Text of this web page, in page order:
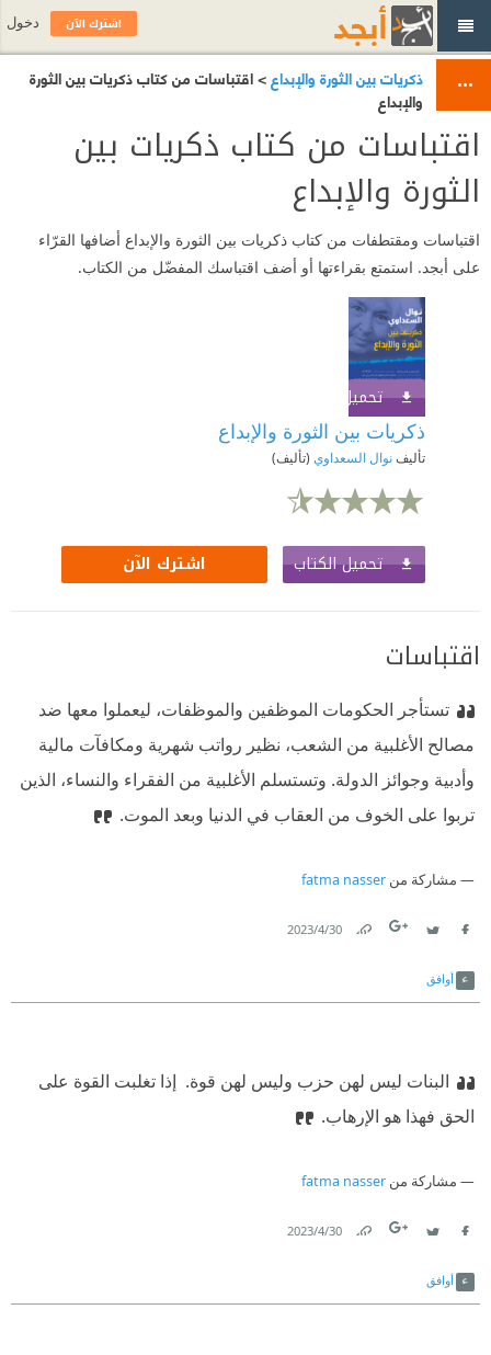
ذكريات بين الثورة والإبداع> اقتباسات من كتاب ذكريات بين الثورة
والإبداع
اقتباسات من كتاب ذكريات بين
الثورة والإبداع
اقتباسات ومقتطفات من كتاب ذكريات بين الثورة والإبداع أضافها القرّاء
على أبجد. استمتع بقراءتها أو أضف اقتباسك المفضّل من الكتاب.
تحميل الكتاب
ذكريات بين الثورة والإبداع
تأليفنوال السعداوي (تأليف)
تحميل الكتاب اشترك الآن
اقتباسات
تستأجر الحكومات الموظفين والموظفات، ليعملوا معها ضد
مصالح الأغلبية من الشعب، نظير رواتب شهرية ومكافآت مالية
وأدبية وجوائز الدولة. وتستسلم الأغلبية من الفقراء والنساء، الذين
تربوا على الخوف من العقاب في الدنيا وبعد الموت.
مشاركة من fatma nasser
30‏/4‏/2023
أوافق
البنات ليس لهن حزب وليس لهن قوة. ‏ ‫ ‏إذا تغلبت القوة على
الحق فهذا هو الإرهاب.‏
مشاركة من fatma nasser
30‏/4‏/2023
أوافق
اشترك الآن دخول